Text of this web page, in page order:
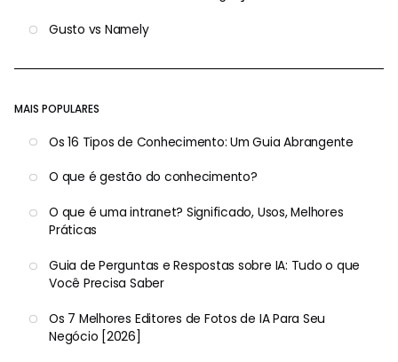
Gusto vs Namely
MAIS POPULARES
Os 16 Tipos de Conhecimento: Um Guia Abrangente
O que é gestão do conhecimento?
O que é uma intranet? Significado, Usos, Melhores
Práticas
Guia de Perguntas e Respostas sobre IA: Tudo o que
Você Precisa Saber
Os 7 Melhores Editores de Fotos de IA Para Seu
Negócio [2026]